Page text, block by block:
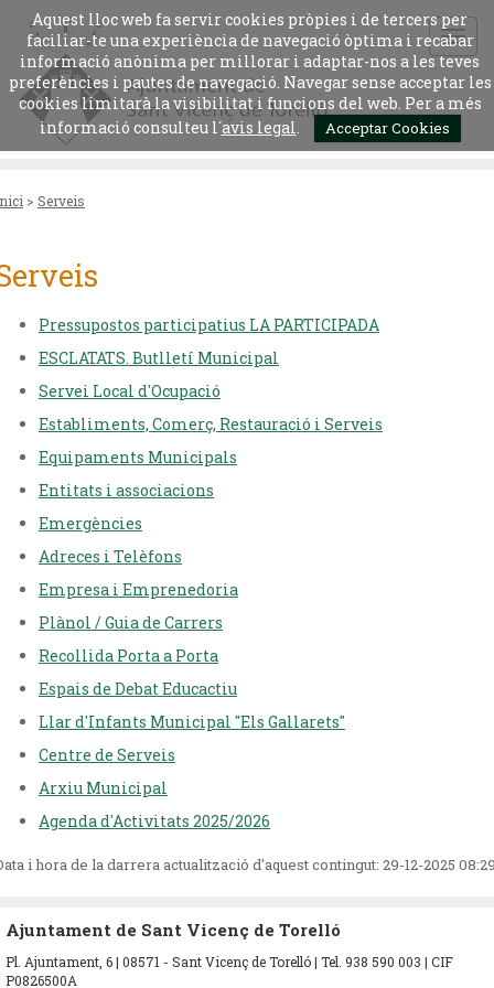
Aquest lloc web fa servir cookies pròpies i de tercers per
faciliar-te una experiència de navegació òptima i recabar
informació anònima per millorar i adaptar-nos a les teves
preferències i pautes de navegació. Navegar sense acceptar les
cookies limitarà la visibilitat i funcions del web. Per a més
informació consulteu l´avis legal. Acceptar Cookies
> Serveis
Pressupostos participatius LA PARTICIPADA
ESCLATATS. Butlletí Municipal
Servei Local d'Ocupació
Establiments, Comerç, Restauració i Serveis
Equipaments Municipals
Entitats i associacions
Emergències
Adreces i Telèfons
Empresa i Emprenedoria
Plànol / Guia de Carrers
Recollida Porta a Porta
Espais de Debat Educactiu
Llar d'Infants Municipal "Els Gallarets"
Centre de Serveis
Arxiu Municipal
Agenda d'Activitats 2025/2026
i hora de la darrera actualització d'aquest contingut: 29-12-2025
Ajuntament de Sant Vicenç de Torelló
Pl. Ajuntament, 6 | 08571 - Sant Vicenç de Torelló | Tel. 938 590 003 | CIF
P0826500A